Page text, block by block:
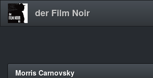
Direkt
der Film Noir
Morris Carnovsky